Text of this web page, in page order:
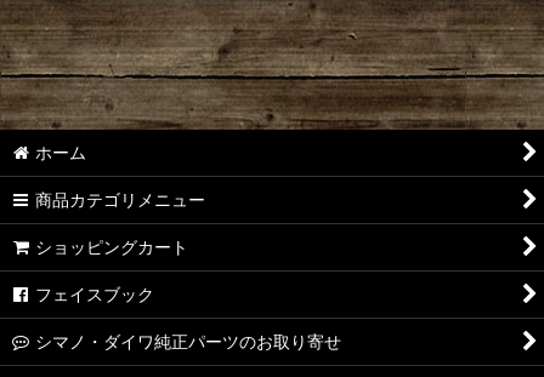
ホーム
商品カテゴリメニュー
ショッピングカート
フェイスブック
シマノ・ダイワ純正パーツのお取り寄せ